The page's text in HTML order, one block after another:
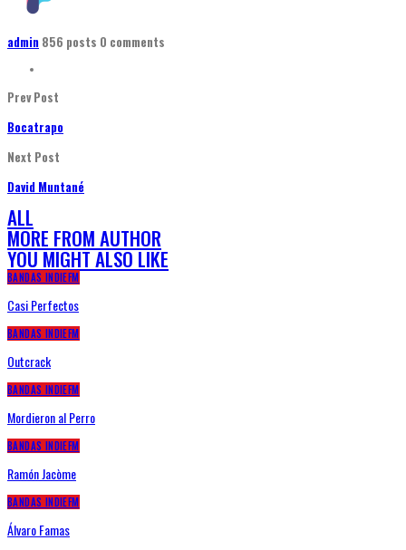
admin 856 posts 0 comments
Prev Post
Bocatrapo
Next Post
David Muntané
ALL
MORE FROM AUTHOR
YOU MIGHT ALSO LIKE
BANDAS INDIEFM
Casi Perfectos
BANDAS INDIEFM
Outcrack
BANDAS INDIEFM
Mordieron al Perro
BANDAS INDIEFM
Ramón Jacòme
BANDAS INDIEFM
Álvaro Famas